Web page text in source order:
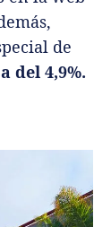
de
del 4,9%.